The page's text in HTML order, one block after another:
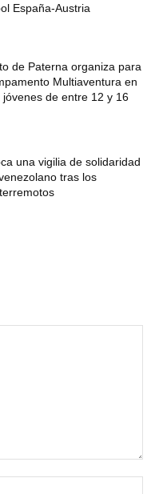
España-Austria
de Paterna organiza para
Multiaventura en
jóvenes de entre 12 y 16
una vigilia de solidaridad
tras los